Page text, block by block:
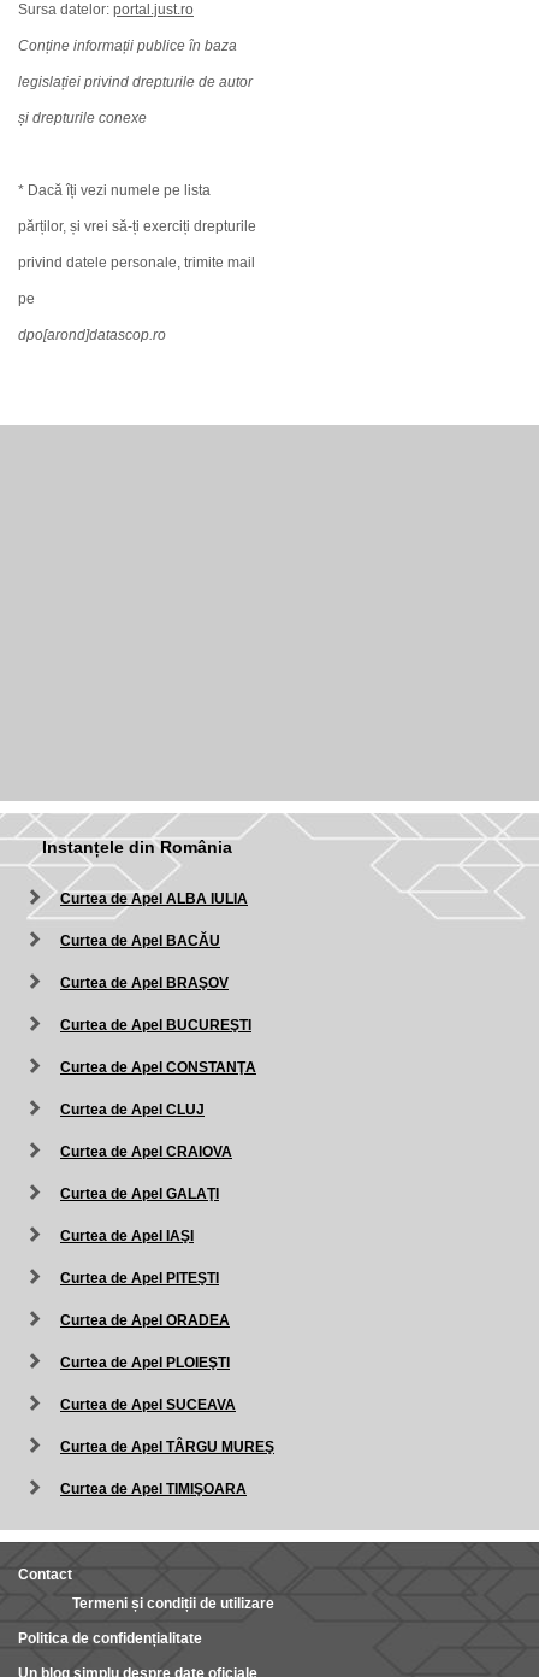
Sursa datelor: portal.just.ro
Conține informații publice în baza
legislației privind drepturile de autor
și drepturile conexe
* Dacă îți vezi numele pe lista
părților, și vrei să-ți exerciți drepturile
privind datele personale, trimite mail
pe
dpo[arond]datascop.ro
Instanțele din România
Curtea de Apel ALBA IULIA
Curtea de Apel BACĂU
Curtea de Apel BRAŞOV
Curtea de Apel BUCUREŞTI
Curtea de Apel CONSTANŢA
Curtea de Apel CLUJ
Curtea de Apel CRAIOVA
Curtea de Apel GALAŢI
Curtea de Apel IAŞI
Curtea de Apel PITEŞTI
Curtea de Apel ORADEA
Curtea de Apel PLOIEŞTI
Curtea de Apel SUCEAVA
Curtea de Apel TÂRGU MUREŞ
Curtea de Apel TIMIŞOARA
Contact
Termeni și condiții de utilizare
Politica de confidențialitate
Un blog simplu despre date oficiale